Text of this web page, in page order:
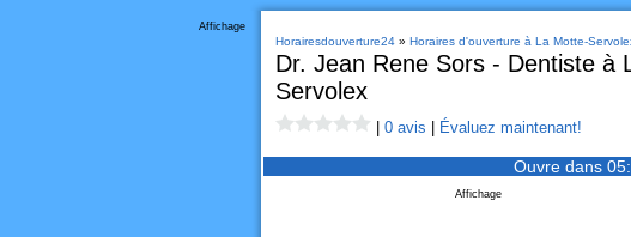
Affichage
Horairesdouverture24» Horaires d'ouverture à La Motte-
Dr. Jean Rene Sors - Dentiste à
Servolex
0 avis Évaluez maintenant!
Ouvre dans
Affichage